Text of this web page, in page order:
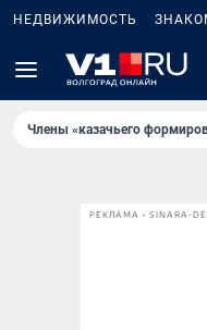
НЕДВИЖИМОСТЬ
Члены «казачьего
РЕКЛАМА • SINARA-